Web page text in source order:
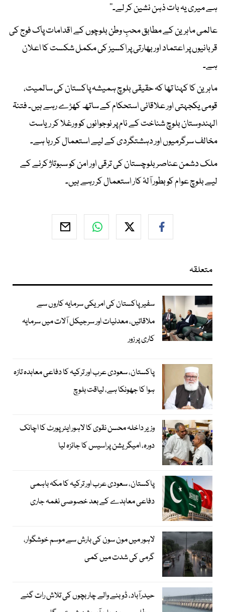
ہے میری یہ بات ذہن نشین کر لے۔‘‘
عالمی ماہرین کے مطابق محبِ وطن بلوچوں کے اقدامات پاک فوج کی
قربانیوں پر اعتماد اور بھارتی پراکسیز کی مکمل شکست کا اعلان
ہے۔
ماہرین کا کہنا تھا کہ حقیقی بلوچ ہمیشہ پاکستان کی سالمیت،
قومی یکجہتی اور علاقائی استحکام کے ساتھ کھڑے رہے ہیں۔ فتنۃ
الہندوستان بلوچ شناخت کے نام پر نوجوانوں کو ورغلا کر ریاست
مخالف سرگرمیوں اور دہشتگردی کے لیے استعمال کر رہا ہے۔
ملک دشمن عناصر بلوچستان کی ترقی اور امن کو سبوتاژ کرنے کے
لیے بلوچ عوام کو بطور آلۂ کار استعمال کر رہے ہیں۔
متعلقہ
سفیر پاکستان کی امریکی سرمایہ کاروں سے
ملاقاتیں، معدنیات اور سرجیکل آلات میں سرمایہ
کاری پر زور
پاکستان، سعودی عرب اور ترکیہ کا دفاعی معاہدہ تازہ
ہوا کا جھونکا ہے، لیاقت بلوچ
وزیر داخلہ محسن نقوی کا لاہور ایئر پورٹ کا اچانک
دورہ، امیگریشن پراسیس کا جائزہ لیا
پاکستان، سعودی عرب اور ترکیہ کا مکہ باہمی
دفاعی معاہدے کے بعد خصوصی نغمہ جاری
لاہور میں مون سون کی بارش سے موسم خوشگوار،
گرمی کی شدت میں کمی
حیدرآباد، ڈوبنے والے چار بچوں کی تلاش رات گئے